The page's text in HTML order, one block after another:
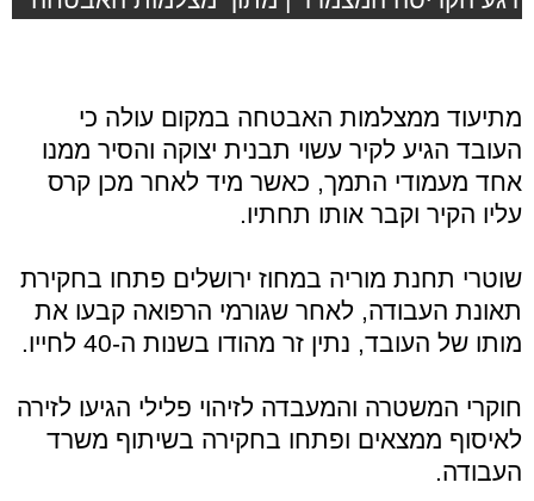
מתיעוד ממצלמות האבטחה במקום עולה כי
העובד הגיע לקיר עשוי תבנית יצוקה והסיר ממנו
אחד מעמודי התמך, כאשר מיד לאחר מכן קרס
עליו הקיר וקבר אותו תחתיו.
שוטרי תחנת מוריה במחוז ירושלים פתחו בחקירת
תאונת העבודה, לאחר שגורמי הרפואה קבעו את
מותו של העובד, נתין זר מהודו בשנות ה-40 לחייו.
חוקרי המשטרה והמעבדה לזיהוי פלילי הגיעו לזירה
לאיסוף ממצאים ופתחו בחקירה בשיתוף משרד
העבודה.